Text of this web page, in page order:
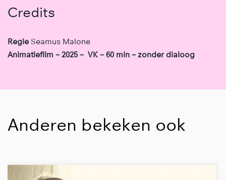
Credits
Regie Seamus Malone
Animatiefilm – 2025 – VK – 60 min – zonder dialoog
Anderen bekeken ook